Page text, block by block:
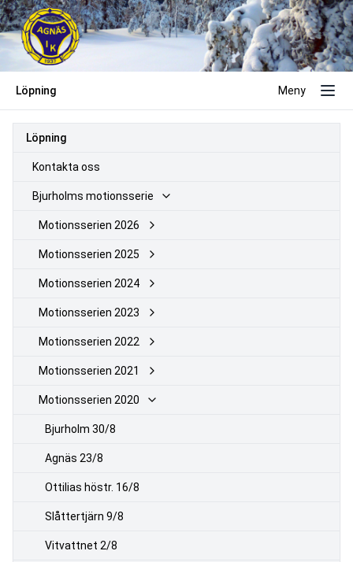
Löpning Meny
Löpning
Kontakta oss
Bjurholms motionsserie
Motionsserien 2026
Motionsserien 2025
Motionsserien 2024
Motionsserien 2023
Motionsserien 2022
Motionsserien 2021
Motionsserien 2020
Bjurholm 30/8
Agnäs 23/8
Ottilias höstr. 16/8
Slåttertjärn 9/8
Vitvattnet 2/8